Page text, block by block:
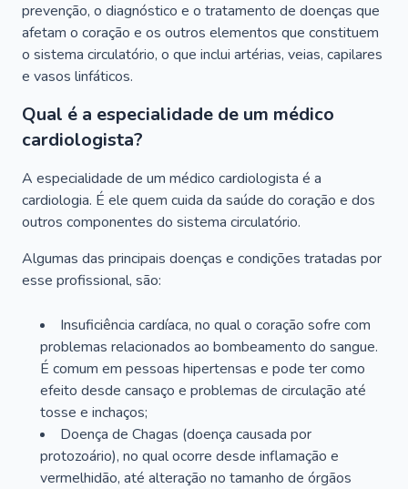
prevenção, o diagnóstico e o tratamento de doenças que
afetam o coração e os outros elementos que constituem
o sistema circulatório, o que inclui artérias, veias, capilares
e vasos linfáticos.
Qual é a especialidade de um médico
cardiologista?
A especialidade de um médico cardiologista é a
cardiologia. É ele quem cuida da saúde do coração e dos
outros componentes do sistema circulatório.
Algumas das principais doenças e condições tratadas por
esse profissional, são:
Insuficiência cardíaca, no qual o coração sofre com
problemas relacionados ao bombeamento do sangue.
É comum em pessoas hipertensas e pode ter como
efeito desde cansaço e problemas de circulação até
tosse e inchaços;
Doença de Chagas (doença causada por
protozoário), no qual ocorre desde inflamação e
vermelhidão, até alteração no tamanho de órgãos